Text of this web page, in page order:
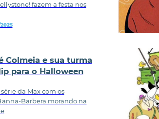
fazem a festa nos
Colmeia e sua turma
para o Halloween
da Max com os
Barbera morando na